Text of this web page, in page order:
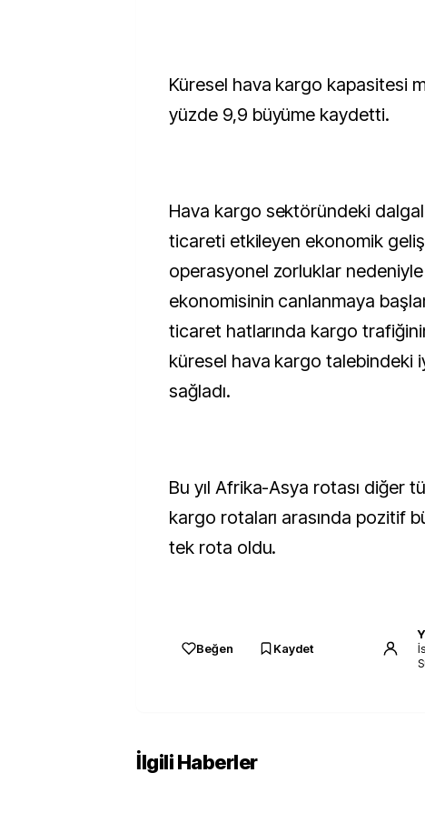
Küresel hava kargo kapasitesi
yüzde 9,9 büyüme kaydetti.
Hava kargo sektöründeki
ticareti etkileyen ekonomik
operasyonel zorluklar nedeniyle
ekonomisinin canlanmaya
ticaret hatlarında kargo
küresel hava kargo talebindeki
sağladı.
Bu yıl Afrika-Asya rotası diğer
kargo rotaları arasında pozitif
tek rota oldu.
Beğen Kaydet
İlgili Haberler